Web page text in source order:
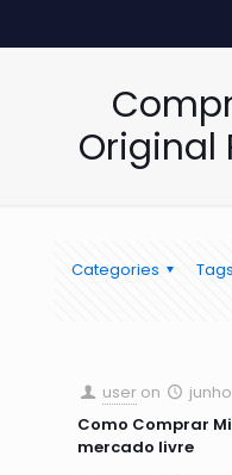
Original
Categories Tags
user on
Como Comprar
mercado livre